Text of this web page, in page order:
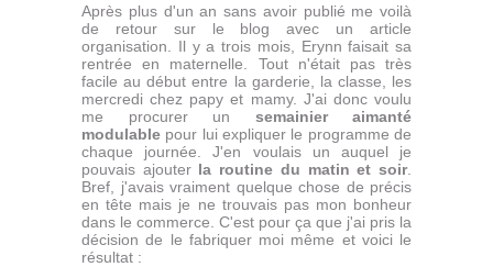
Après plus d'un an sans avoir publié me voilà
de retour sur le blog avec un article
organisation. Il y a trois mois, Erynn faisait sa
rentrée en maternelle. Tout n'était pas très
facile au début entre la garderie, la classe, les
mercredi chez papy et mamy. J'ai donc voulu
me procurer un semainier aimanté
modulable pour lui expliquer le programme de
chaque journée. J'en voulais un auquel je
pouvais ajouter la routine du matin et soir.
Bref, j'avais vraiment quelque chose de précis
en tête mais je ne trouvais pas mon bonheur
dans le commerce. C'est pour ça que j'ai pris la
décision de le fabriquer moi même et voici le
résultat :